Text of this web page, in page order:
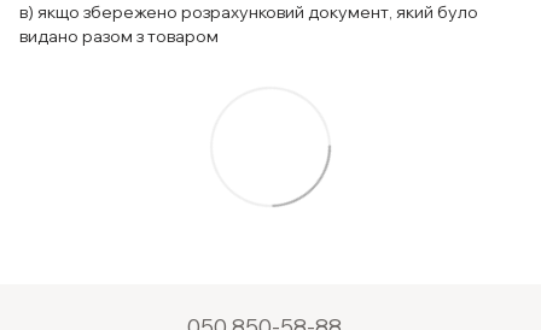
в) якщо збережено розрахунковий документ, який було
видано разом з товаром